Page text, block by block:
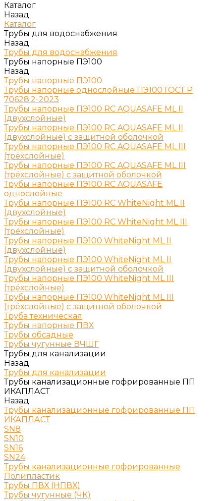
Каталог
Назад
Каталог
Трубы для водоснабжения
Назад
Трубы для водоснабжения
Трубы напорные ПЭ100
Назад
Трубы напорные ПЭ100
Трубы напорные однослойные ПЭ100 ГОСТ Р
70628.2-2023
Трубы напорные ПЭ100 RC AQUASAFE ML II
(двухслойные)
Трубы напорные ПЭ100 RC AQUASAFE ML II
(двухслойные) с защитной оболочкой
Трубы напорные ПЭ100 RC AQUASAFE ML III
(трёхслойные)
Трубы напорные ПЭ100 RC AQUASAFE ML III
(трёхслойные) с защитной оболочкой
Трубы напорные ПЭ100 RC AQUASAFE
однослойные
Трубы напорные ПЭ100 RC WhiteNight ML II
(двухслойные)
Трубы напорные ПЭ100 RC WhiteNight ML III
(трёхслойные)
Трубы напорные ПЭ100 WhiteNight ML II
(двухслойные)
Трубы напорные ПЭ100 WhiteNight ML II
(двухслойные) с защитной оболочкой
Трубы напорные ПЭ100 WhiteNight ML III
(трёхслойные)
Трубы напорные ПЭ100 WhiteNight ML III
(трёхслойные) с защитной оболочкой
Труба техническая
Трубы напорные ПВХ
Трубы обсадные
Трубы чугунные ВЧШГ
Трубы для канализации
Назад
Трубы для канализации
Трубы канализационные гофрированные ПП
ИКАПЛАСТ
Назад
Трубы канализационные гофрированные ПП
ИКАПЛАСТ
SN8
SN10
SN16
SN24
Трубы канализационные гофрированные
Полипластик
Трубы ПВХ (НПВХ)
Трубы чугунные (ЧК)